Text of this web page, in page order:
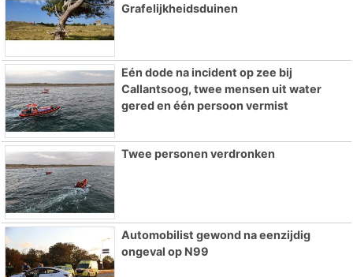
Grafelijkheidsduinen
Eén dode na incident op zee bij
Callantsoog, twee mensen uit water
gered en één persoon vermist
Twee personen verdronken
Automobilist gewond na eenzijdig
ongeval op N99